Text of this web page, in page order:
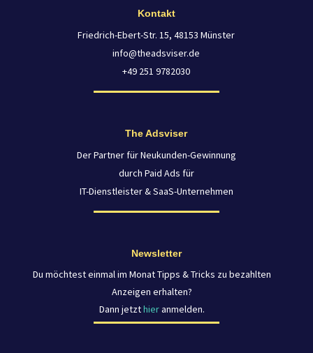
Kontakt
Friedrich-Ebert-Str. 15, 48153 Münster
info@theadsviser.de
+49 251 9782030
The Adsviser
Der Partner für Neukunden-Gewinnung
durch Paid Ads für
IT-Dienstleister & SaaS-Unternehmen
Newsletter
Du möchtest einmal im Monat Tipps & Tricks zu bezahlten
Anzeigen erhalten?
Dann jetzthieranmelden.